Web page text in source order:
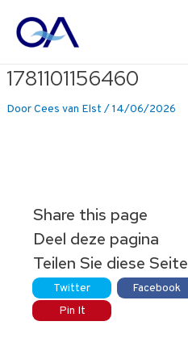
naar
1781101156460
DoorCees van Elst /14/06/2026
Share this page
Deel deze pagina
Teilen Sie diese Seite
Twitter Facebook
Pin It